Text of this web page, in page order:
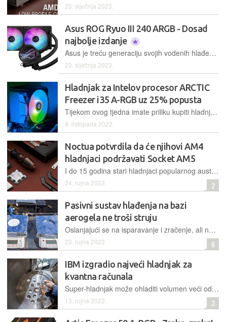
25. siječnja 2023.
Asus ROG Ryuo III 240 ARGB - Dosad
najbolje izdanje
Asus je treću generaciju svojih vodenih hlađenja Ryuo pripremio u izvedbama s 240 i 360-milimetarskim radijatorima. Doznajte kako se u praksi ponaša ta manja
23. siječnja 2023.
Hladnjak za Intelov procesor ARCTIC
Freezer i35 A-RGB uz 25% popusta
Tijekom ovog tjedna imate priliku kupiti hladnjak ARCTIC Freezer i35 A-RGB namijenjen novim Intelovim procesorima. Iskoristite promotivni kod za Bugove čitatelje i uštedite 100 kn
4. listopada 2022.
Noctua potvrdila da će njihovi AM4
hladnjaci podržavati Socket AM5
I do 15 godina stari hladnjaci popularnog austrijskog proizvođača, Noctue, podržavat će nadolazeći AMD Socket AM5
24. rujna 2022. 2
Pasivni sustav hlađenja na bazi
aerogela ne troši struju
Oslanjajući se na isparavanje i zračenje, ali ne i na električnu energiju, sustav bi mogao duže održavati hranu svježom ili dopuniti klimatizaciju u zgradama
23. rujna 2022. 6
IBM izgradio najveći hladnjak za
kvantna računala
Super-hladnjak može ohladiti volumen veći od tri kućna kuhinjska hladnjaka na temperature niže od onih u svemiru
13. rujna 2022. 3